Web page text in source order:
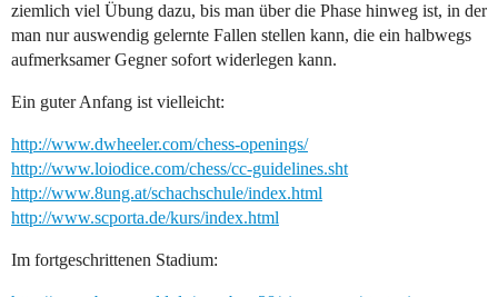
ziemlich viel Übung dazu, bis man über die Phase hinweg ist, in der
man nur auswendig gelernte Fallen stellen kann, die ein halbwegs
aufmerksamer Gegner sofort widerlegen kann.
Ein guter Anfang ist vielleicht:
http://www.dwheeler.com/chess-openings/
http://www.loiodice.com/chess/cc-guidelines.sht
http://www.8ung.at/schachschule/index.html
http://www.scporta.de/kurs/index.html
Im fortgeschrittenen Stadium: